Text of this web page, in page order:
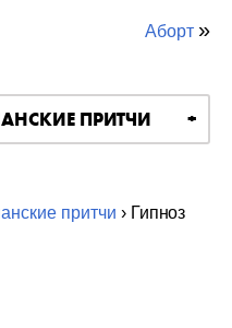
Аборт »
ПРИТЧИ
притчи › Гипноз